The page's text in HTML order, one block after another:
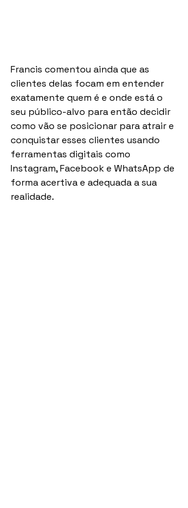
Francis comentou ainda que as
clientes delas focam em entender
exatamente quem é e onde está o
seu público-alvo para então decidir
como vão se posicionar para atrair e
conquistar esses clientes usando
ferramentas digitais como
Instagram, Facebook e WhatsApp de
forma acertiva e adequada a sua
realidade.